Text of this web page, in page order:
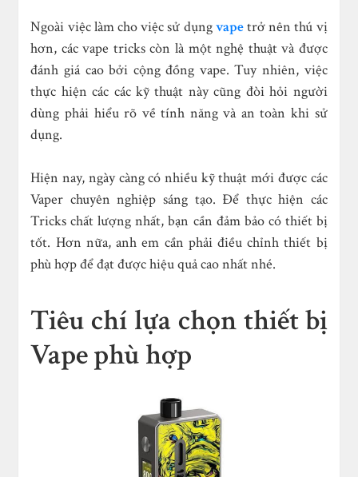
Ngoài việc làm cho việc sử dụngvapetrở nên thú vị
hơn, các vape tricks còn là một nghệ thuật và được
đánh giá cao bởi cộng đồng vape. Tuy nhiên, việc
thực hiện các các kỹ thuật này cũng đòi hỏi người
dùng phải hiểu rõ về tính năng và an toàn khi sử
dụng.
Hiện nay, ngày càng có nhiều kỹ thuật mới được các
Vaper chuyên nghiệp sáng tạo. Để thực hiện các
Tricks chất lượng nhất, bạn cần đảm bảo có thiết bị
tốt. Hơn nữa, anh em cần phải điều chỉnh thiết bị
phù hợp để đạt được hiệu quả cao nhất nhé.
Tiêu chí lựa chọn thiết bị
Vape phù hợp